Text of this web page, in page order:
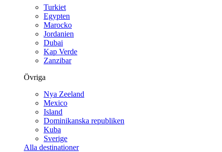
Turkiet
Egypten
Marocko
Jordanien
Dubai
Kap Verde
Zanzibar
Övriga
Nya Zeeland
Mexico
Island
Dominikanska republiken
Kuba
Sverige
Alla destinationer